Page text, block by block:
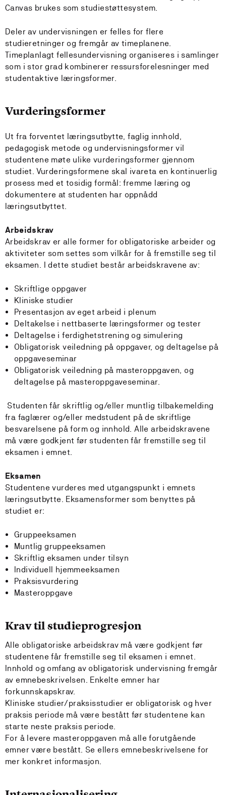
Canvas brukes som studiestøttesystem.
Deler av undervisningen er felles for flere
studieretninger og fremgår av timeplanene.
Timeplanlagt fellesundervisning organiseres i samlinger
som i stor grad kombinerer ressursforelesninger med
studentaktive læringsformer.
Vurderingsformer
Ut fra forventet læringsutbytte, faglig innhold,
pedagogisk metode og undervisningsformer vil
studentene møte ulike vurderingsformer gjennom
studiet. Vurderingsformene skal ivareta en kontinuerlig
prosess med et tosidig formål: fremme læring og
dokumentere at studenten har oppnådd
læringsutbyttet.
Arbeidskrav
Arbeidskrav er alle former for obligatoriske arbeider og
aktiviteter som settes som vilkår for å fremstille seg til
eksamen. I dette studiet består arbeidskravene av:
Skriftlige oppgaver
Kliniske studier
Presentasjon av eget arbeid i plenum
Deltakelse i nettbaserte læringsformer og tester
Deltagelse i ferdighetstrening og simulering
Obligatorisk veiledning på oppgaver, og deltagelse på
oppgaveseminar
Obligatorisk veiledning på masteroppgaven, og
deltagelse på masteroppgaveseminar.
Studenten får skriftlig og/eller muntlig tilbakemelding
fra faglærer og/eller medstudent på de skriftlige
besvarelsene på form og innhold. Alle arbeidskravene
må være godkjent før studenten får fremstille seg til
eksamen i emnet.
Eksamen
Studentene vurderes med utgangspunkt i emnets
læringsutbytte. Eksamensformer som benyttes på
studiet er:
Gruppeeksamen
Muntlig gruppeeksamen
Skriftlig eksamen under tilsyn
Individuell hjemmeeksamen
Praksisvurdering
Masteroppgave
Krav til studieprogresjon
Alle obligatoriske arbeidskrav må være godkjent før
studentene får fremstille seg til eksamen i emnet.
Innhold og omfang av obligatorisk undervisning fremgår
av emnebeskrivelsen. Enkelte emner har
forkunnskapskrav.
Kliniske studier/praksisstudier er obligatorisk og hver
praksis periode må være bestått før studentene kan
starte neste praksis periode.
For å levere masteroppgaven må alle forutgående
emner være bestått. Se ellers emnebeskrivelsene for
mer konkret informasjon.